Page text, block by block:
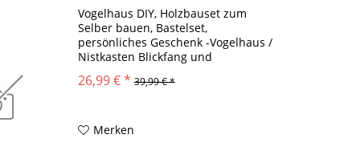
Vogelhaus DIY, Holzbauset zum
Selber bauen, Bastelset,
persönliches Geschenk -Vogelhaus /
Nistkasten Blickfang und
Individuelles Geschenk für Natur,
Familie und Freunde -DIY = “Selbst
26,99 € * 39,99 € *
Merken